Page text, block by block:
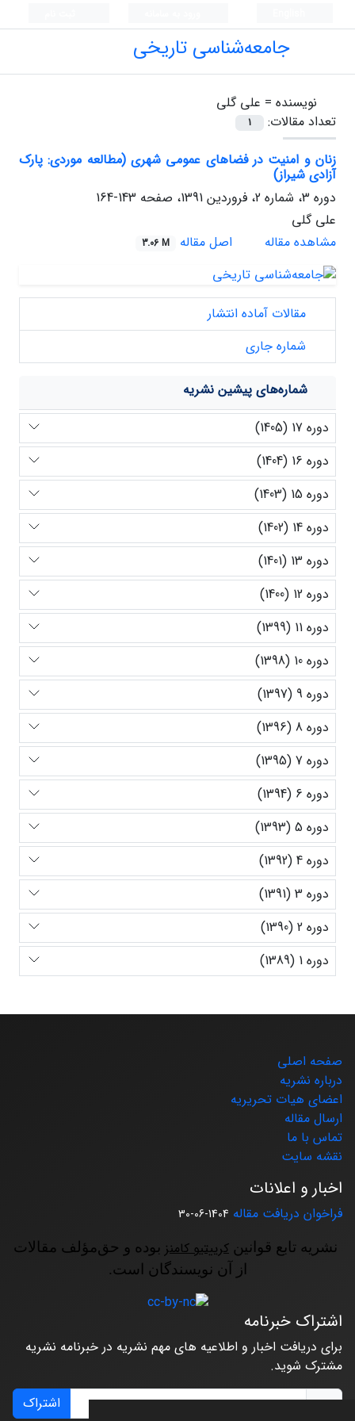
جامعه‌شناسی تاریخی
نویسنده = علی گلی
تعداد مقالات:
1
زنان و امنیت در فضاهای عمومی شهری (مطالعه موردی: پارک
آزادی شیراز)
دوره 3، شماره 2، فروردین 1391، صفحه
143-164
علی گلی
مشاهده مقاله
اصل مقاله 3.06 M
مقالات آماده انتشار
شماره جاری
شماره‌های پیشین نشریه
دوره 17 (1405)
دوره 16 (1404)
دوره 15 (1403)
دوره 14 (1402)
دوره 13 (1401)
دوره 12 (1400)
دوره 11 (1399)
دوره 10 (1398)
دوره 9 (1397)
دوره 8 (1396)
دوره 7 (1395)
دوره 6 (1394)
دوره 5 (1393)
دوره 4 (1392)
دوره 3 (1391)
دوره 2 (1390)
دوره 1 (1389)
صفحه اصلی
درباره نشریه
اعضای هیات تحریریه
ارسال مقاله
تماس با ما
نقشه سایت
اخبار و اعلانات
فراخوان دریافت مقاله 1404-06-30
نشریه تابع قوانین کرییتیو کامنز بوده و حق‌مؤلف مقالات
از آن نویسندگان است.
اشتراک خبرنامه
برای دریافت اخبار و اطلاعیه های مهم نشریه در خبرنامه نشریه
مشترک شوید.
اشتراک